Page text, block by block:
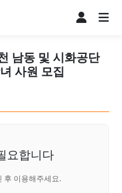
남동 및 시화공단
사원 모집
요합니다
후 이용해주세요.